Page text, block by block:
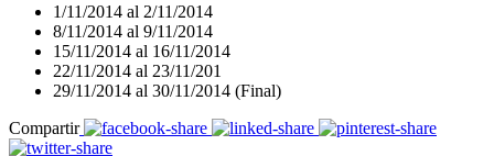
1/11/2014 al 2/11/2014
8/11/2014 al 9/11/2014
15/11/2014 al 16/11/2014
22/11/2014 al 23/11/201
29/11/2014 al 30/11/2014 (Final)
Compartir